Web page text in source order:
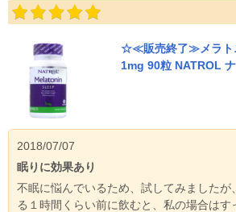
☆≪販売終了≫メラト
1mg 90粒 NATROL
2018/07/07
眠りに効果あり
不眠に悩んでいるため、試してみましたが
る１時間くらい前に飲むと、私の場合はす